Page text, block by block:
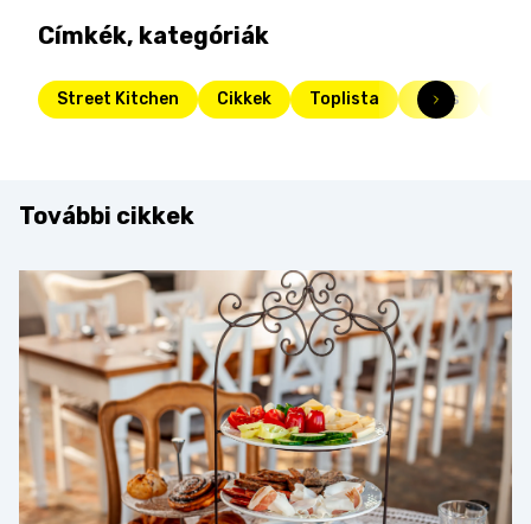
Címkék, kategóriák
Street Kitchen Cikkek Toplista Friss
További cikkek